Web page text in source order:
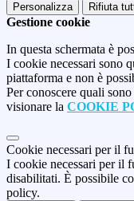
Personalizza Rifiuta
Gestione cookie
In questa schermata è
I cookie necessari sono
piattaforma e non è
Per conoscere quali
visionare la COOKIE
Cookie necessari per il
I cookie necessari per il
disabilitati. È possibile
policy.